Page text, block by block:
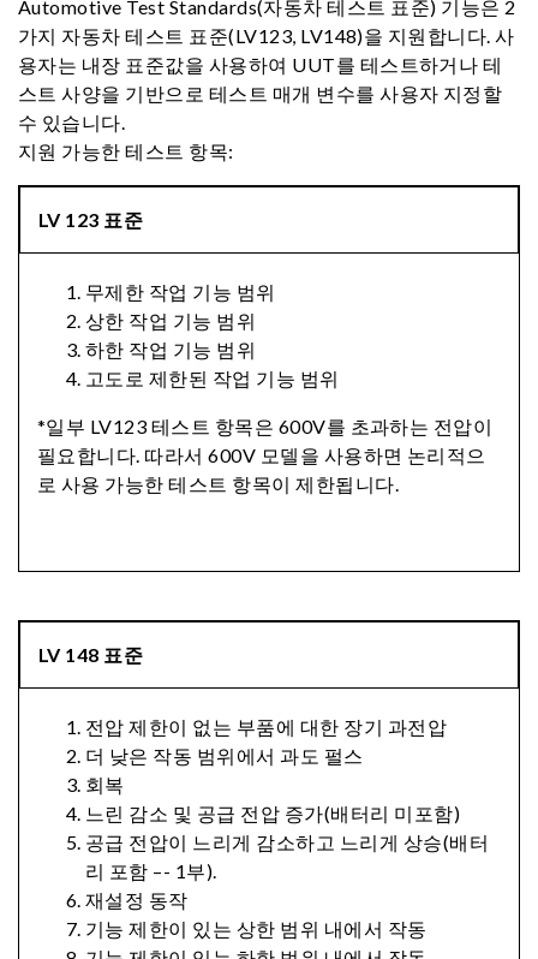
Automotive Test Standards(자동차 테스트 표준) 기능은 2
가지 자동차 테스트 표준(LV123, LV148)을 지원합니다. 사
용자는 내장 표준값을 사용하여 UUT를 테스트하거나 테
스트 사양을 기반으로 테스트 매개 변수를 사용자 지정할
수 있습니다.
지원 가능한 테스트 항목:
LV 123 표준
무제한 작업 기능 범위
상한 작업 기능 범위
하한 작업 기능 범위
고도로 제한된 작업 기능 범위
*일부 LV123 테스트 항목은 600V를 초과하는 전압이
필요합니다. 따라서 600V 모델을 사용하면 논리적으
로 사용 가능한 테스트 항목이 제한됩니다.
LV 148 표준
전압 제한이 없는 부품에 대한 장기 과전압
더 낮은 작동 범위에서 과도 펄스
회복
느린 감소 및 공급 전압 증가(배터리 미포함)
공급 전압이 느리게 감소하고 느리게 상승(배터
리 포함 –- 1부).
재설정 동작
기능 제한이 있는 상한 범위 내에서 작동